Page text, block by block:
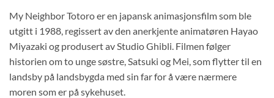
My Neighbor Totoro er en japansk animasjonsfilm som ble
utgitt i 1988, regissert av den anerkjente animatøren Hayao
Miyazaki og produsert av Studio Ghibli. Filmen følger
historien om to unge søstre, Satsuki og Mei, som flytter til en
landsby på landsbygda med sin far for å være nærmere
moren som er på sykehuset.